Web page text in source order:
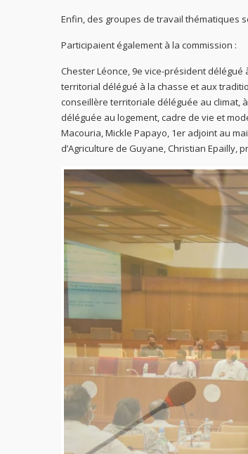
Enfin, des groupes de travail thématiques
Participaient également à la commission :
Chester Léonce, 9e vice-président
territorial délégué à la chasse et aux
conseillère territoriale déléguée au climat,
déléguée au logement, cadre de vie et
Macouria, Mickle Papayo, 1er adjoint au
d’Agriculture de Guyane, Christian Epailly,